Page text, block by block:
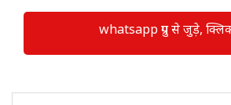
whatsapp ग्रुप से जुड़े,